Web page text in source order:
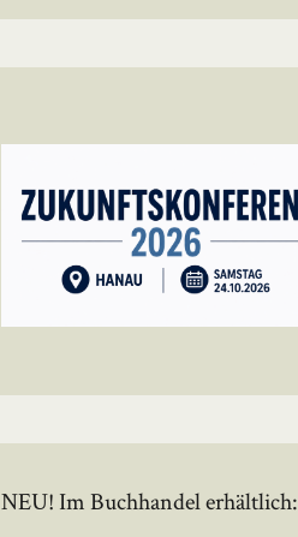
NEU! Im Buchhandel erhältlich: